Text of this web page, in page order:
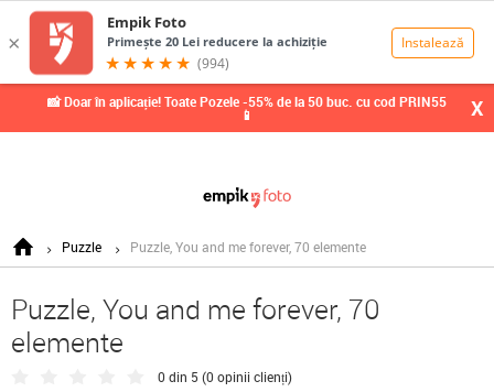
📸 Doar în aplicație! Toate Pozele -55% de la 50 buc. cu cod PRIN55
📱 X
Puzzle Puzzle, You and me forever, 70 elemente
Puzzle, You and me forever, 70
elemente
0 din 5 (0 opinii clienți)